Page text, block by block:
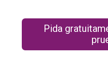
Pida